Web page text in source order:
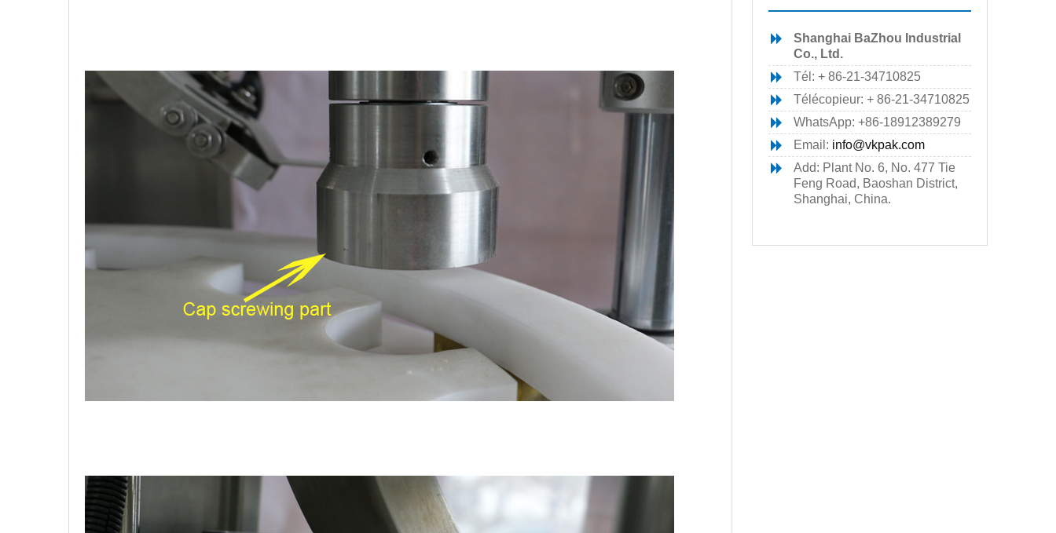
Shanghai BaZhou Industrial
Co., Ltd.
Tél: + 86-21-34710825
Télécopieur: + 86-21-34710825
WhatsApp: +86-18912389279
Email: info@vkpak.com
Add: Plant No. 6, No. 477 Tie
Feng Road, Baoshan District,
Shanghai, China.